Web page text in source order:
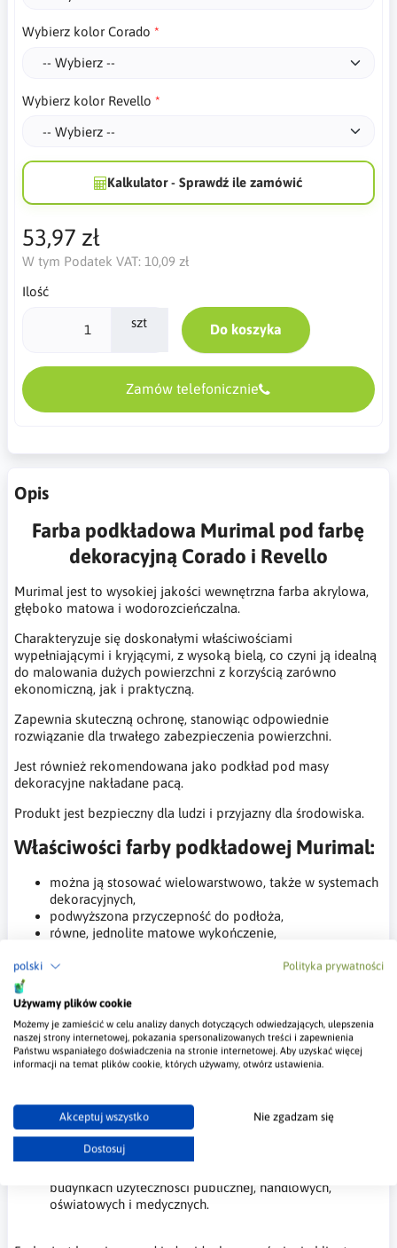
polski Polityka prywatności
Używamy plików cookie
Możemy je zamieścić w celu analizy danych dotyczących odwiedzających, ulepszenia
naszej strony internetowej, pokazania spersonalizowanych treści i zapewnienia
Państwu wspaniałego doświadczenia na stronie internetowej. Aby uzyskać więcej
informacji na temat plików cookie, których używamy, otwórz ustawienia.
Akceptuj wszystko Nie zgadzam się
Dostosuj
Wybierz kolor Corado
Wybierz kolor Revello
Kalkulator - Sprawdź ile zamówić
53,97 zł
W tym Podatek VAT: 10,09 zł
Ilość
szt Do koszyka
Zamów telefonicznie
Opis
Farba podkładowa Murimal pod farbę
dekoracyjną Corado i Revello
Murimal jest to wysokiej jakości wewnętrzna farba akrylowa,
głęboko matowa i wodorozcieńczalna.
Charakteryzuje się doskonałymi właściwościami
wypełniającymi i kryjącymi, z wysoką bielą, co czyni ją idealną
do malowania dużych powierzchni z korzyścią zarówno
ekonomiczną, jak i praktyczną.
Zapewnia skuteczną ochronę, stanowiąc odpowiednie
rozwiązanie dla trwałego zabezpieczenia powierzchni.
Jest również rekomendowana jako podkład pod masy
dekoracyjne nakładane pacą.
Produkt jest bezpieczny dla ludzi i przyjazny dla środowiska.
Właściwości farby podkładowej Murimal:
można ją stosować wielowarstwowo, także w systemach
dekoracyjnych,
podwyższona przyczepność do podłoża,
równe, jednolite matowe wykończenie,
nie chlapie podczas malowania,
przyjemny welurowy mat,
odporna na zmywanie,
łatwa w nakładaniu,
Zastosowanie farby Murimal:
Umożliwia wielowarstwowe malowanie powierzchni
takich jak: tynki cementowo-wapienne, gipsowe, płyty
kartonowo-gipsowe, tapety, beton i inne.
Nadaje się do stosowania na ścianach, sufitach i skosach
budynkach użyteczności publicznej, handlowych,
oświatowych i medycznych.